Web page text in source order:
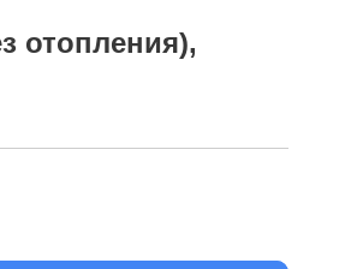
отопления),